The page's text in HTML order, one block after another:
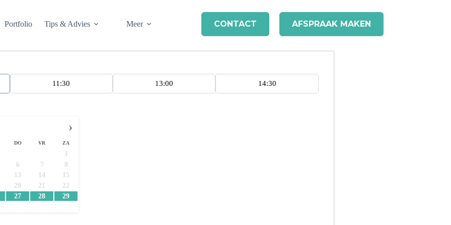
Portfolio Tips & Advies Meer CONTACT AFSPRAAK MAKEN
11:30 13:00 14:30
›
DO VR ZA
6 7
8
13 14
15
20 21
22
27 28
29